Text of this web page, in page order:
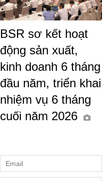
BSR sơ kết hoạt
động sản xuất,
kinh doanh 6 tháng
đầu năm, triển khai
nhiệm vụ 6 tháng
cuối năm 2026